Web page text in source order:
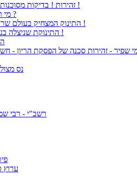
זהירות ! בדיקות מסוכנות.זכות ההורים לדעת !
מי רוצה ברכה מהרנטגן ?
התינוק המצחיק בעולם שרוצה לחיות כמו כולם !
התינוקת שניצלה בנס ! תקציר 10 דקות !
שפיר - זהירות סכנה של הפסקת הריון -
נס
רשב"י - רבי
ערוץ